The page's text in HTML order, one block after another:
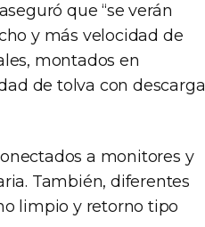
que “se verán
y más velocidad de
montados en
de tolva con descarga
a monitores y
También, diferentes
limpio y retorno tipo